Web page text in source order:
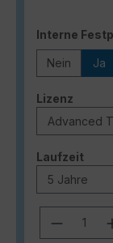
Interne
Nein Ja
Lizenz
Laufzeit